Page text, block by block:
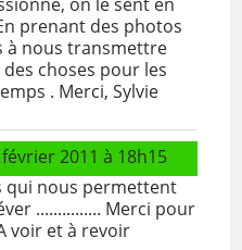
prenant des photos
à nous transmettre
choses pour les
. Merci, Sylvie
2011 à 18h15
qui nous permettent
............... Merci pour
voir et à revoir